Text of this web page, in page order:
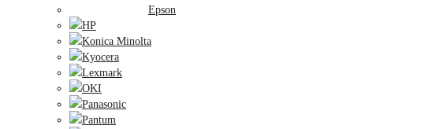
Epson
HP
Konica Minolta
Kyocera
Lexmark
OKI
Panasonic
Pantum